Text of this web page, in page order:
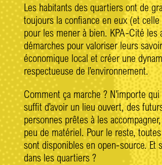
Les habitants des quartiers ont de
toujours la confiance en eux (et
pour les mener à bien. KPA-Cité les
démarches pour valoriser leurs
économique local et créer une
respectueuse de l’environnement.
Comment ça marche ? N’importe
suffit d’avoir un lieu ouvert, des
personnes prêtes à les
peu de matériel. Pour le reste,
sont disponibles en open-source. Et
dans les quartiers ?